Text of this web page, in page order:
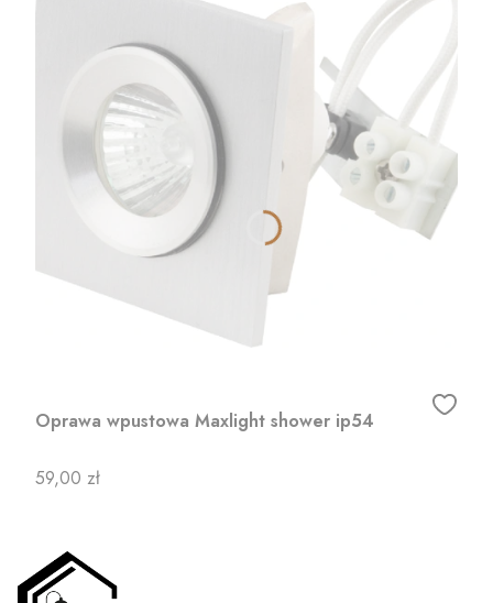
Oprawa wpustowa Maxlight shower ip54
Cena
59,00 zł